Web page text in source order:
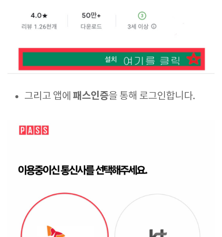
그리고 앱에 패스인증을 통해 로그인합니다.